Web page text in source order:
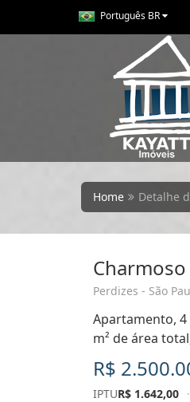
Português BR
Home Detalhe
Perdizes - São
Apartamento, 4
m² de área
R$
IPTUR$ 1.642,00 ·